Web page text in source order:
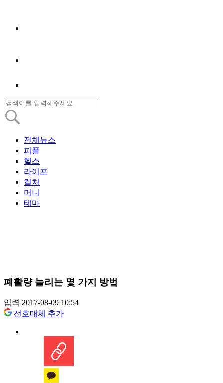
전체뉴스
피플
헬스
라이프
컬처
머니
테마
폐활량 늘리는 몇 가지 방법
입력 2017-08-09 10:54
선호매체 추가